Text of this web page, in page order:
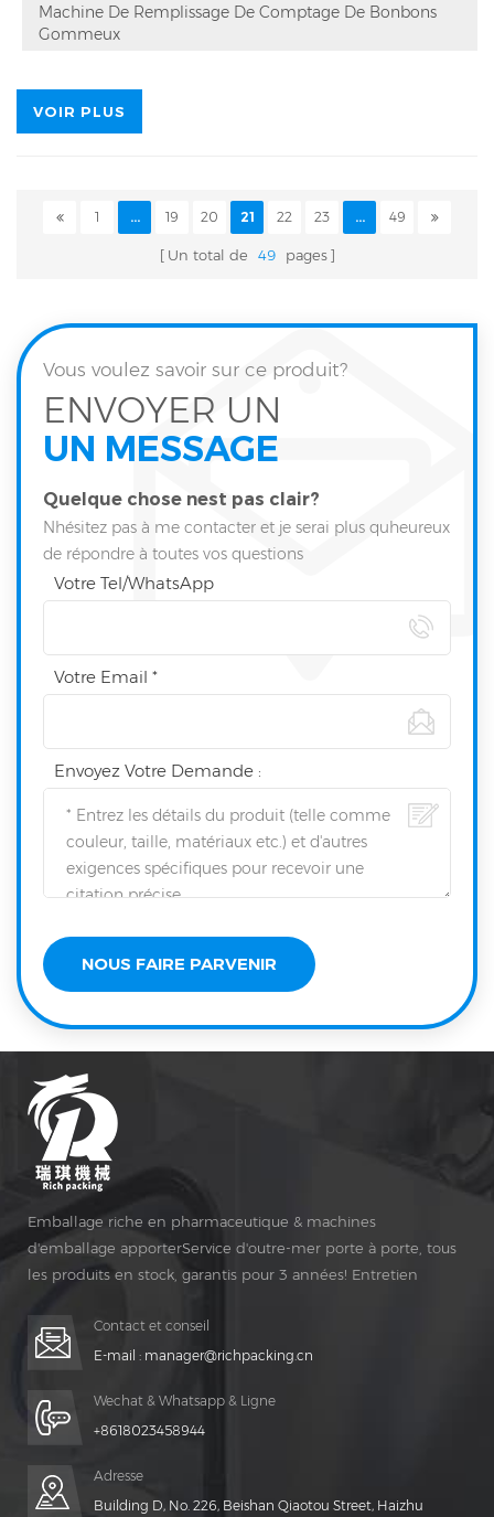
Machine De Remplissage De Comptage De Bonbons
Gommeux
VOIR PLUS
1 ... 19 20 21 22 23 ... 49
Un total de 49 pages
Vous voulez savoir sur ce produit?
ENVOYER UN
UN MESSAGE
Quelque chose nest pas clair?
Nhésitez pas à me contacter et je serai plus quheureux
de répondre à toutes vos questions
Votre Tel/WhatsApp
Votre Email *
Envoyez Votre Demande :
Emballage riche en pharmaceutique & machines
d'emballage apporterService d'outre-mer porte à porte, tous
les produits en stock, garantis pour 3 années! Entretien
Contact et conseil
E-mail : manager@richpacking.cn
Wechat & Whatsapp & Ligne
+8618023458944
Adresse
Building D, No. 226, Beishan Qiaotou Street, Haizhu